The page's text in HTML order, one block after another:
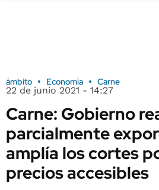
ámbito Economía Carne
22 de junio 2021 - 14:27
Carne: Gobierno
parcialmente
amplía los cortes
precios accesibles